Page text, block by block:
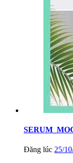
Đăng lúc 25/